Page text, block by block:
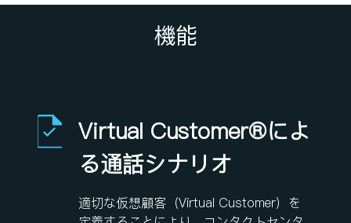
機能
Virtual Customer®によ
る通話シナリオ
適切な仮想顧客（Virtual Customer）を